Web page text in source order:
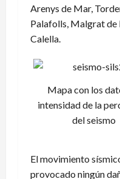
Arenys de Mar,
Palafolls, Malgrat de
Calella.
Mapa con los
intensidad de la
del seismo
El movimiento
provocado ningún